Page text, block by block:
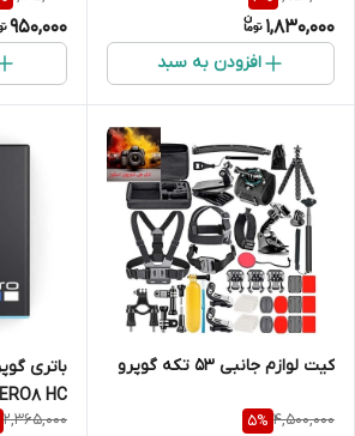
1,830,000
افزودن به سبد
950,000
کیت لوازم جانبی 53 تکه گوپرو
4,500,000
5%
HC
2,365,000